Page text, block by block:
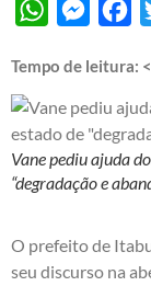
WhatsApp
Tempo de leitura:
Vane pediu ajuda
“degradação e
O prefeito de
seu discurso na